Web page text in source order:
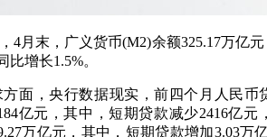
末，广义货币(M2)余额325.17万亿元
比增长1.5%。
，央行数据现实，前四个月人民币
亿元，其中，短期贷款减少2416亿元
万亿元，其中，短期贷款增加3.03万